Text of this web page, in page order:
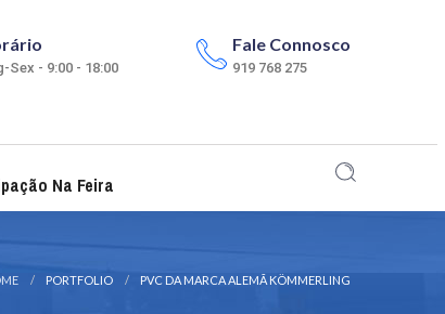
Sex - 9:00 - 18:00
Fale Connosco
919 768 275
Na Feira
PORTFOLIO PVC DA MARCA ALEMÃ KÖMMERLING